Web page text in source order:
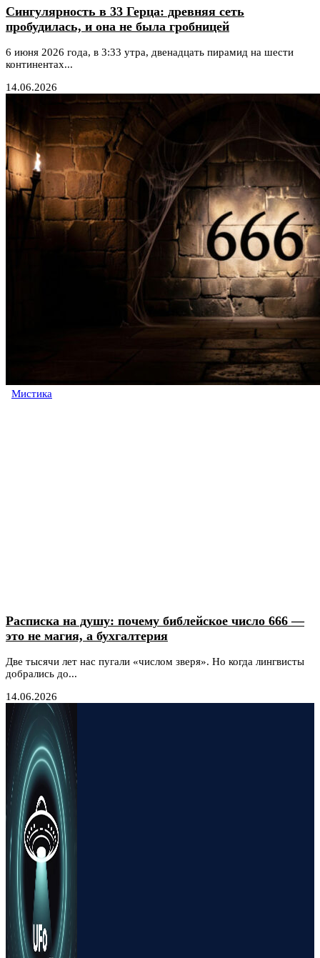
Сингулярность в 33 Герца: древняя сеть
пробудилась, и она не была гробницей
6 июня 2026 года, в 3:33 утра, двенадцать пирамид на шести
континентах...
14.06.2026
Мистика
Расписка на душу: почему библейское число 666 —
это не магия, а бухгалтерия
Две тысячи лет нас пугали «числом зверя». Но когда лингвисты
добрались до...
14.06.2026